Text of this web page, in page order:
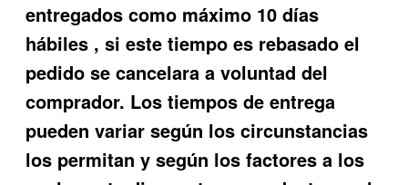
entregados como máximo 10 días
hábiles , si este tiempo es rebasado el
pedido se cancelara a voluntad del
comprador. Los tiempos de entrega
pueden variar según los circunstancias
los permitan y según los factores a los